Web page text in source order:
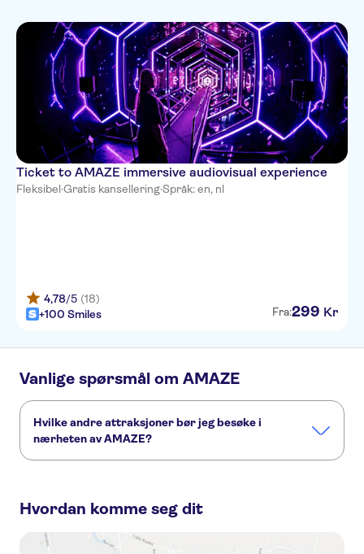
Skip the line
Ticket to AMAZE immersive audiovisual experience
Fleksibel·Gratis kansellering·Språk: en, nl
4,78/5 (18)
+100 Smiles
Fra:299 Kr
Vanlige spørsmål om AMAZE
Hvilke andre attraksjoner bør jeg besøke i
nærheten av AMAZE?
Canal cruise Amsterdam Keukenhof
Hvordan komme seg dit